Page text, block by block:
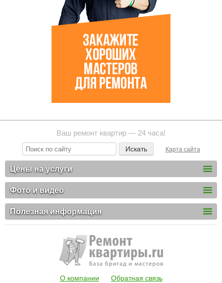
Ваш ремонт квартир — 24 часа!
Карта сайта
Цены на услуги
Фото и видео
Полезная информация
О компании
Обратная связь